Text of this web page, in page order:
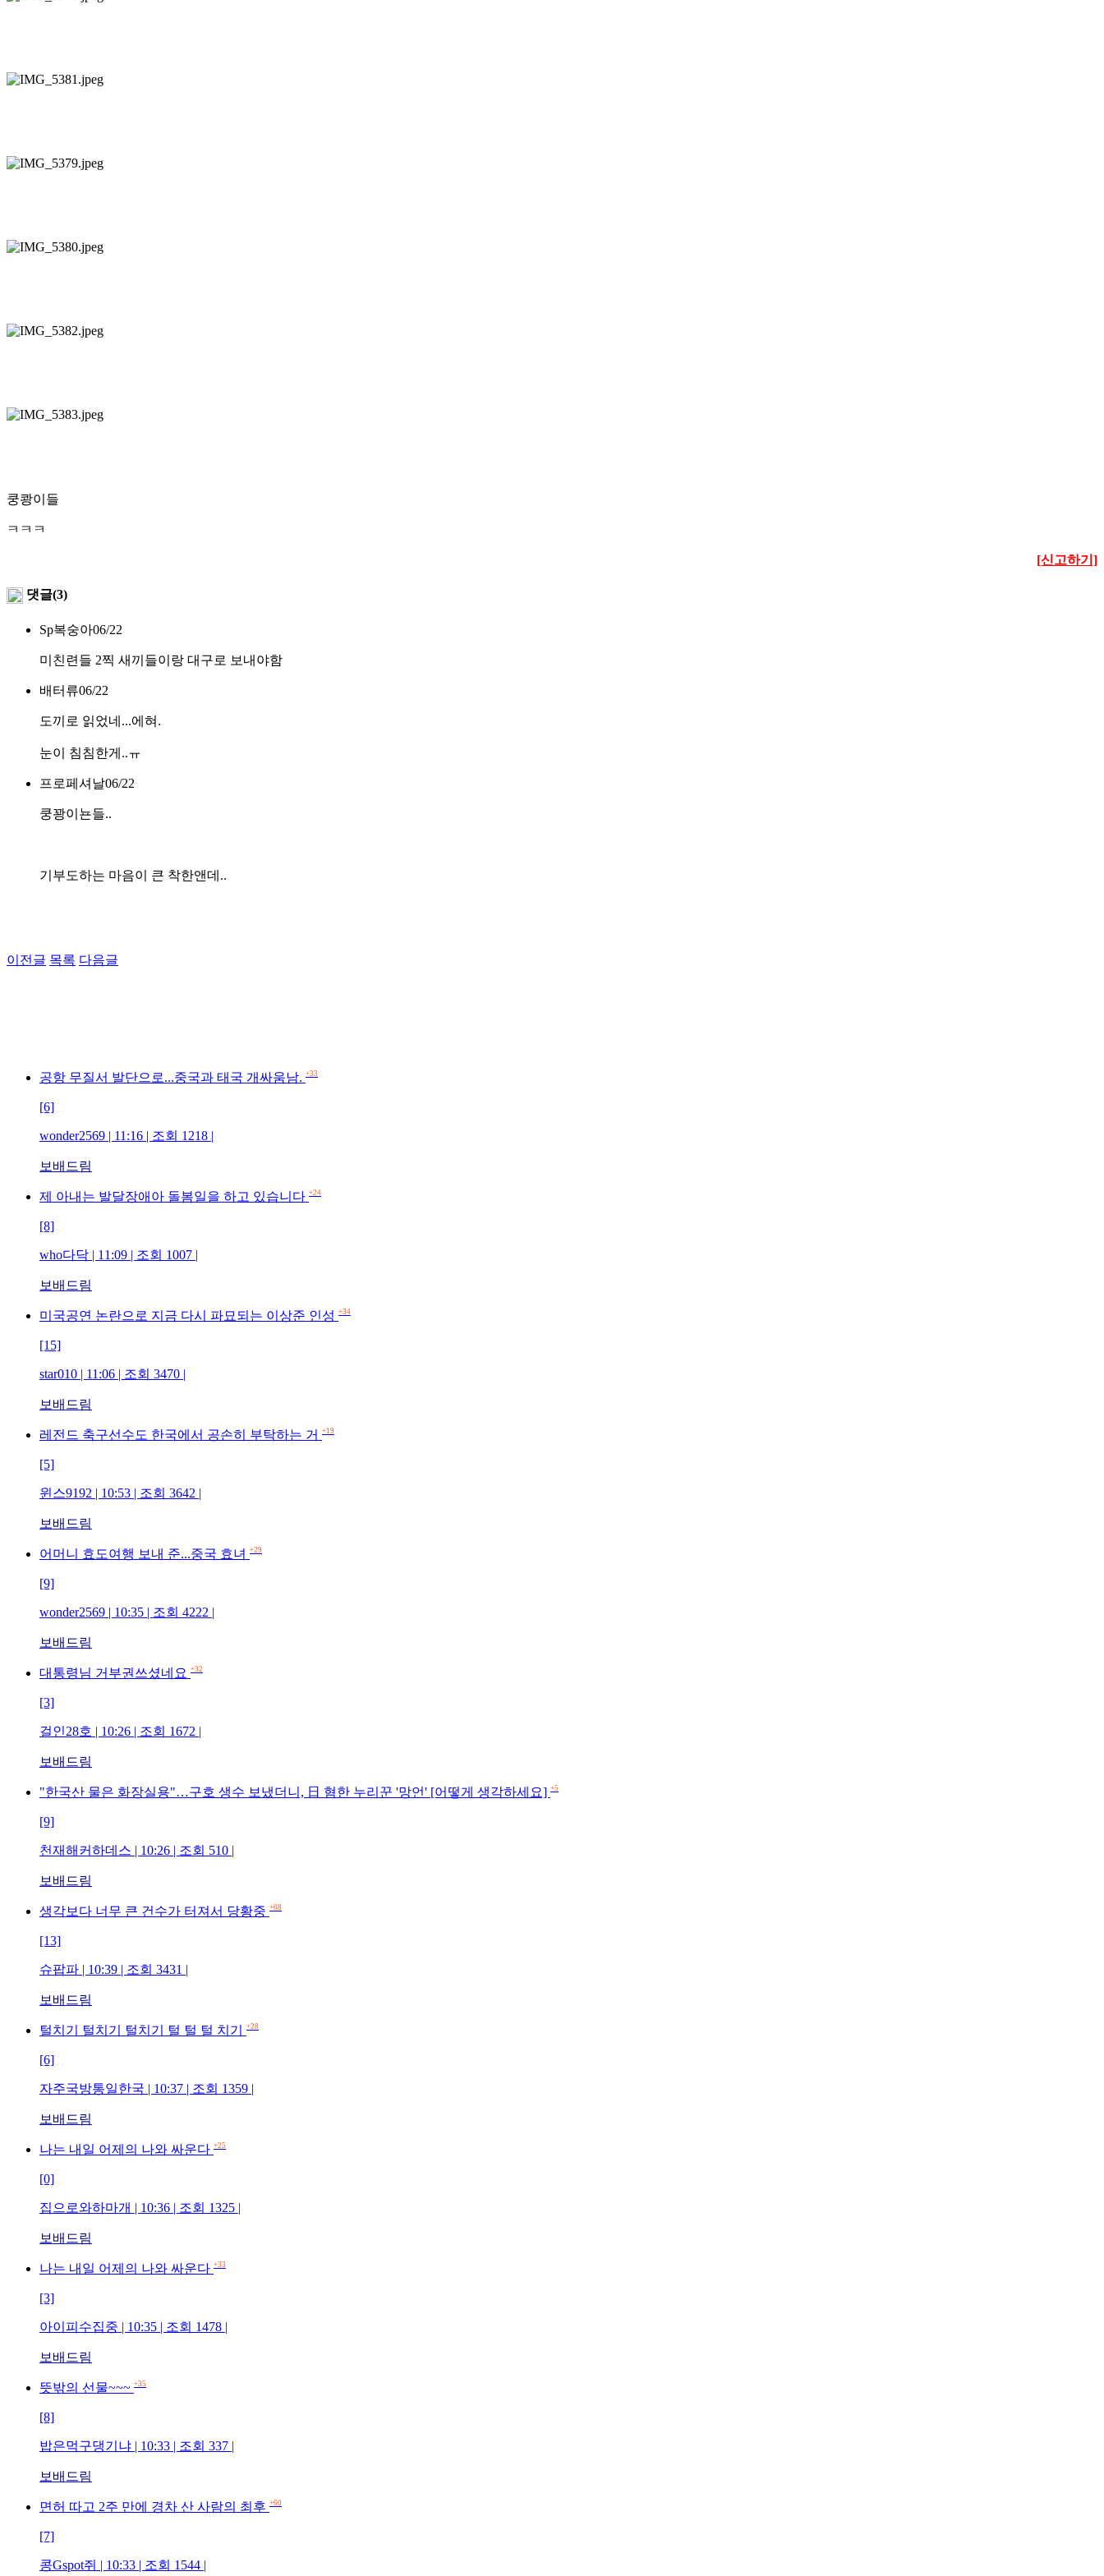
쿵쾅이들
ㅋㅋㅋ
[신고하기]
댓글(3)
Sp복숭아06/22
미친련들 2찍 새끼들이랑 대구로 보내야함
배터류06/22
도끼로 읽었네...에혀.
눈이 침침한게..ㅠ
프로페셔날06/22
쿵꽝이뇬들..
기부도하는 마음이 큰 착한앤데..
이전글 목록 다음글
공항 무질서 발단으로...중국과 태국 개싸움남. +33
[6]
wonder2569 | 11:16 | 조회 1218 |
보배드림
제 아내는 발달장애아 돌봄일을 하고 있습니다 +24
[8]
who다닥 | 11:09 | 조회 1007 |
보배드림
미국공연 논란으로 지금 다시 파묘되는 이상준 인성 +34
[15]
star010 | 11:06 | 조회 3470 |
보배드림
레전드 축구선수도 한국에서 공손히 부탁하는 거 +19
[5]
윈스9192 | 10:53 | 조회 3642 |
보배드림
어머니 효도여행 보내 준...중국 효녀 +29
[9]
wonder2569 | 10:35 | 조회 4222 |
보배드림
대통령님 거부권쓰셨네요 +32
[3]
걸인28호 | 10:26 | 조회 1672 |
보배드림
"한국산 물은 화장실용"…구호 생수 보냈더니, 日 혐한 누리꾼 '망언' [어떻게 생각하세요] +5
[9]
천재해커하데스 | 10:26 | 조회 510 |
보배드림
생각보다 너무 큰 건수가 터져서 당황중 +68
[13]
슈팝파 | 10:39 | 조회 3431 |
보배드림
털치기 털치기 털치기 털 털 털 치기 +28
[6]
자주국방통일한국 | 10:37 | 조회 1359 |
보배드림
나는 내일 어제의 나와 싸운다 +25
[0]
집으로와하마개 | 10:36 | 조회 1325 |
보배드림
나는 내일 어제의 나와 싸운다 +33
[3]
아이피수집중 | 10:35 | 조회 1478 |
보배드림
뜻밖의 선물~~~ +35
[8]
밥은먹구댕기냐 | 10:33 | 조회 337 |
보배드림
면허 따고 2주 만에 경차 산 사람의 최후 +60
[7]
콩Gspot쥐 | 10:33 | 조회 1544 |